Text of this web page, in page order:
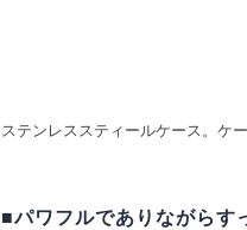
ステンレススティールケース。ケ
■パワフルでありながらす